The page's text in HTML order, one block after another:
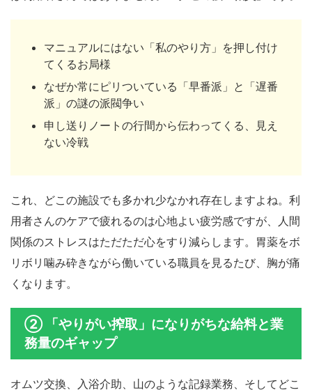
マニュアルにはない「私のやり方」を押し付け
てくるお局様
なぜか常にピリついている「早番派」と「遅番
派」の謎の派閥争い
申し送りノートの行間から伝わってくる、見え
ない冷戦
これ、どこの施設でも多かれ少なかれ存在しますよね。利
用者さんのケアで疲れるのは心地よい疲労感ですが、人間
関係のストレスはただただ心をすり減らします。胃薬をボ
リボリ噛み砕きながら働いている職員を見るたび、胸が痛
くなります。
② 「やりがい搾取」になりがちな給料と業
務量のギャップ
オムツ交換、入浴介助、山のような記録業務、そしてどこ